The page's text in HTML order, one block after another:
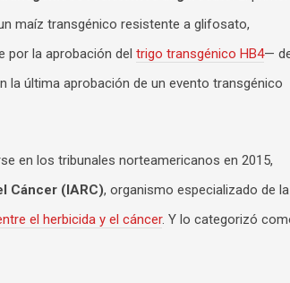
maíz transgénico resistente a glifosato,
por la aprobación del trigo transgénico HB4—
la última aprobación de un evento transgénico
en los tribunales norteamericanos en 2015,
Cáncer (IARC), organismo especializado de la
el herbicida y el cáncer. Y lo categorizó